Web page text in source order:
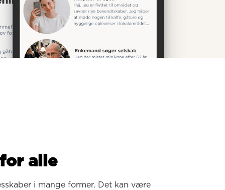
alle
i mange former. Det kan være